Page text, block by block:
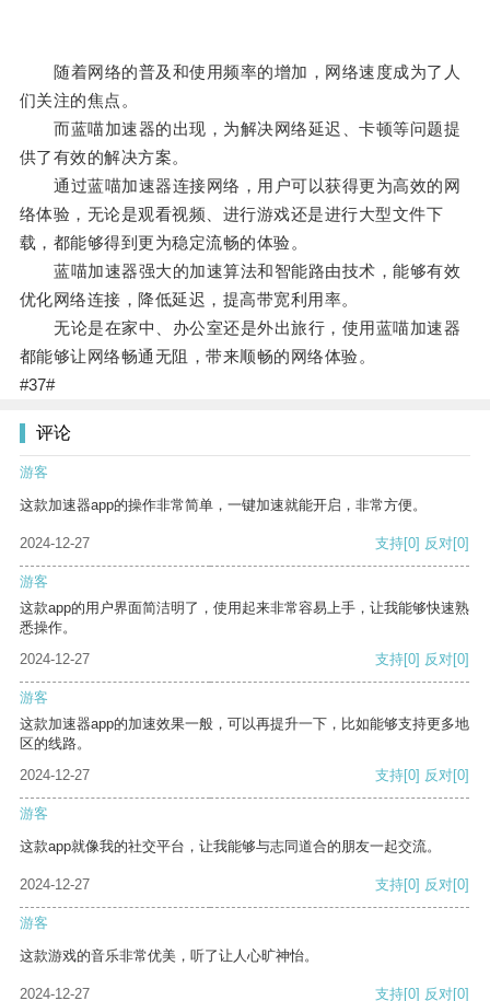
随着网络的普及和使用频率的增加，网络速度成为了人
们关注的焦点。
而蓝喵加速器的出现，为解决网络延迟、卡顿等问题提
供了有效的解决方案。
通过蓝喵加速器连接网络，用户可以获得更为高效的网
络体验，无论是观看视频、进行游戏还是进行大型文件下
载，都能够得到更为稳定流畅的体验。
蓝喵加速器强大的加速算法和智能路由技术，能够有效
优化网络连接，降低延迟，提高带宽利用率。
无论是在家中、办公室还是外出旅行，使用蓝喵加速器
都能够让网络畅通无阻，带来顺畅的网络体验。
#37#
评论
游客
这款加速器app的操作非常简单，一键加速就能开启，非常方便。
2024-12-27 支持[0] 反对[0]
游客
这款app的用户界面简洁明了，使用起来非常容易上手，让我能够快速熟
悉操作。
2024-12-27
支持[0] 反对[0]
游客
这款加速器app的加速效果一般，可以再提升一下，比如能够支持更多地
区的线路。
2024-12-27
支持[0] 反对[0]
游客
这款app就像我的社交平台，让我能够与志同道合的朋友一起交流。
2024-12-27 支持[0] 反对[0]
游客
这款游戏的音乐非常优美，听了让人心旷神怡。
2024-12-27 支持[0] 反对[0]